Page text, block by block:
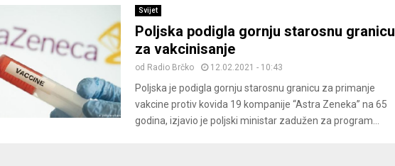
Svijet
Poljska podigla gornju starosnu granicu
za vakcinisanje
od Radio Brčko 12.02.2021 - 10:43
Poljska je podigla gornju starosnu granicu za primanje
vakcine protiv kovida 19 kompanije “Astra Zeneka” na 65
godina, izjavio je poljski ministar zadužen za program...